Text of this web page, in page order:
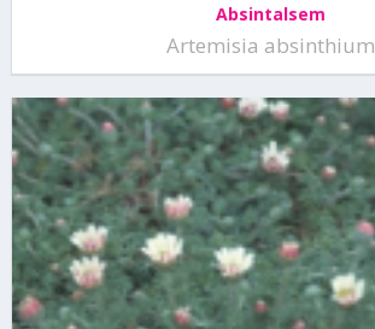
Absintalsem
Artemisia absinthium